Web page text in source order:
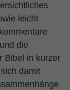
leicht
die
Bibel in kurzer
damit